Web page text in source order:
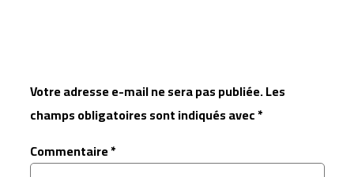
Votre adresse e-mail ne sera pas publiée.Les
champs obligatoires sont indiqués avec*
Commentaire*